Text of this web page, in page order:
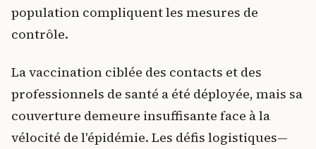
population compliquent les mesures de
contrôle.
La vaccination ciblée des contacts et des
professionnels de santé a été déployée, mais sa
couverture demeure insuffisante face à la
vélocité de l'épidémie. Les défis logistiques—